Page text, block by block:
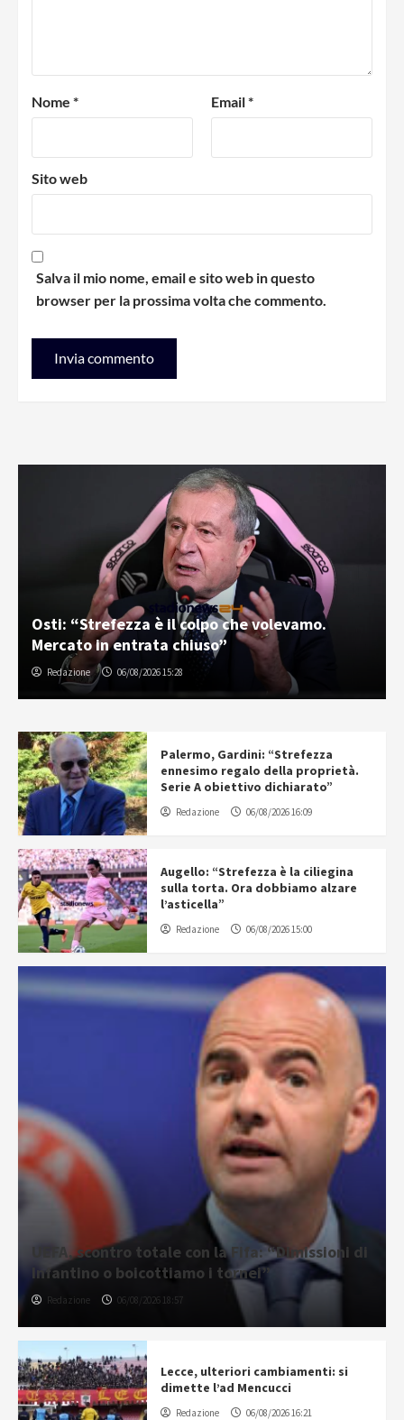
Nome * Email*
Sito web
Salva il mio nome, email e sito web in questo
browser per la prossima volta che commento.
Osti: “Strefezza è il colpo che volevamo.
Mercato in entrata chiuso”
Redazione 06/08/2026 15:28
Palermo, Gardini: “Strefezza
ennesimo regalo della proprietà.
Serie A obiettivo dichiarato”
Redazione 06/08/2026 16:09
Augello: “Strefezza è la ciliegina
sulla torta. Ora dobbiamo alzare
l’asticella”
Redazione 06/08/2026 15:00
UEFA, scontro totale con la Fifa: “Dimissioni di
Infantino o boicottiamo i tornei”
Redazione 06/08/2026 18:57
Lecce, ulteriori cambiamenti: si
dimette l’ad Mencucci
Redazione 06/08/2026 16:21